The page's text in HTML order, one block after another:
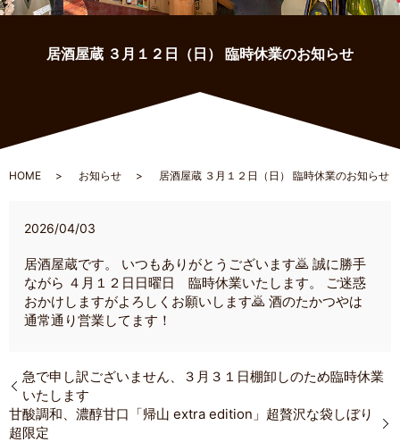
居酒屋蔵 ３月１２日（日） 臨時休業のお知らせ
HOME お知らせ 居酒屋蔵 ３月１２日（日） 臨時休業のお知らせ
2026/04/03
居酒屋蔵です。 いつもありがとうございます🙇 誠に勝手
ながら ４月１２日日曜日 臨時休業いたします。 ご迷惑
おかけしますがよろしくお願いします🙇 酒のたかつやは
通常通り営業してます！
急で申し訳ございません、３月３１日棚卸しのため臨時休業
いたします
甘酸調和、濃醇甘口「帰山 extra edition」超贅沢な袋しぼり
超限定